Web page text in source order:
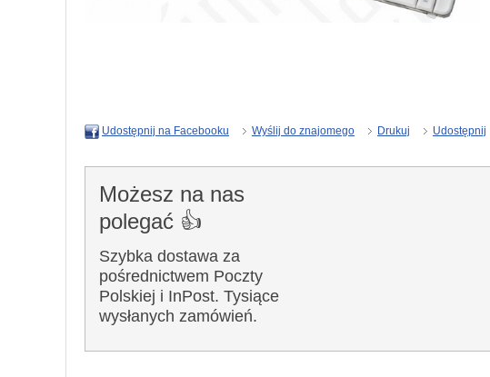
Udostępnij na Facebooku Wyślij do znajomego Drukuj Udostępnij
Możesz na nas
polegać 👍
Szybka dostawa za
pośrednictwem Poczty
Polskiej i InPost. Tysiące
wysłanych zamówień.